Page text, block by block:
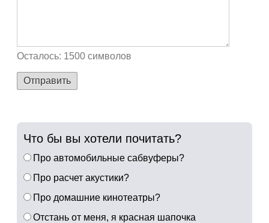
Осталось: 1500 символов
Отправить
Что бы вы хотели почитать?
Про автомобильные сабвуферы?
Про расчет акустики?
Про домашние кинотеатры?
Отстань от меня, я красная шапочка